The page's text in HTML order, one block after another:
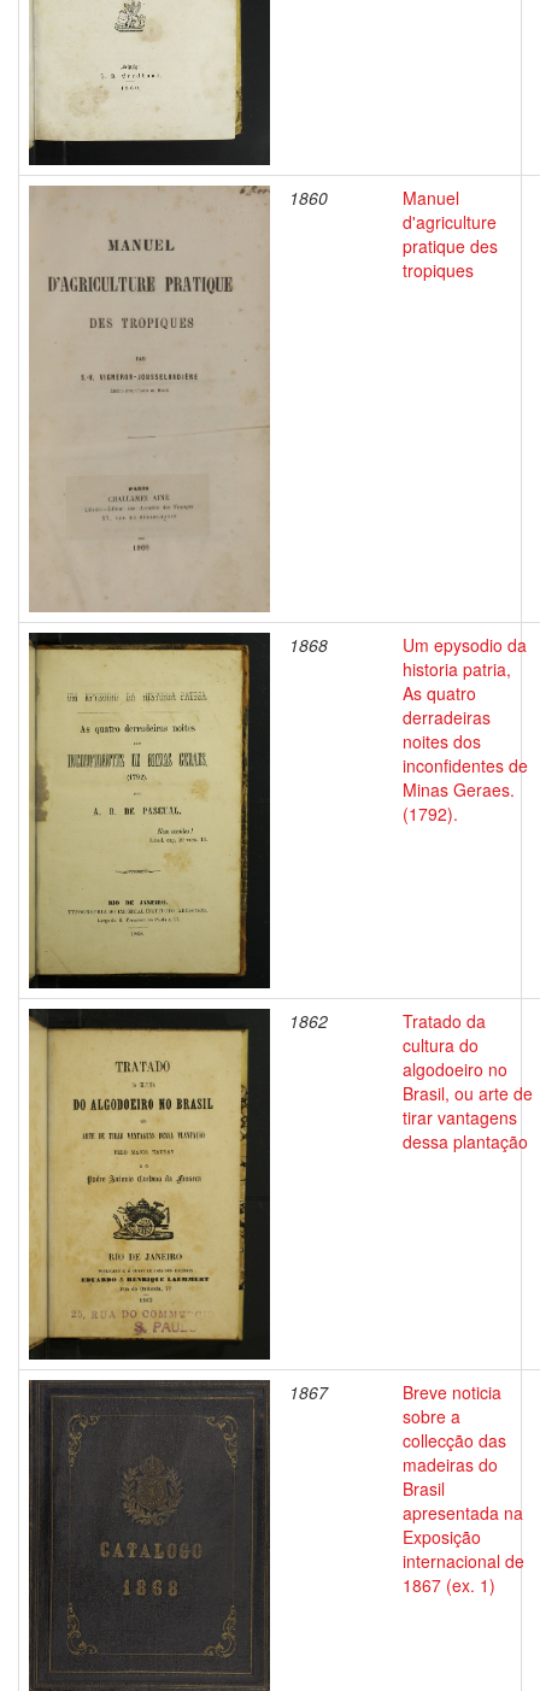
1860
Manuel
d'agriculture
pratique des
tropiques
1868
Um epysodio da
historia patria,
As quatro
derradeiras
noites dos
inconfidentes de
Minas Geraes.
(1792).
1862
Tratado da
cultura do
algodoeiro no
Brasil, ou arte de
tirar vantagens
dessa plantação
1867
Breve noticia
sobre a
collecção das
madeiras do
Brasil
apresentada na
Exposição
internacional de
1867 (ex. 1)